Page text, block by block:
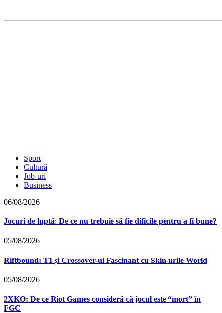
Sport
Cultură
Job-uri
Business
06/08/2026
Jocuri de luptă: De ce nu trebuie să fie dificile pentru a fi bune?
05/08/2026
Riftbound: T1 și Crossover-ul Fascinant cu Skin-urile World
05/08/2026
2XKO: De ce Riot Games consideră că jocul este “mort” în
FGC